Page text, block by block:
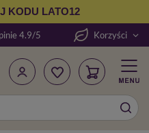
KODU LATO12
4.9/5 Korzyści